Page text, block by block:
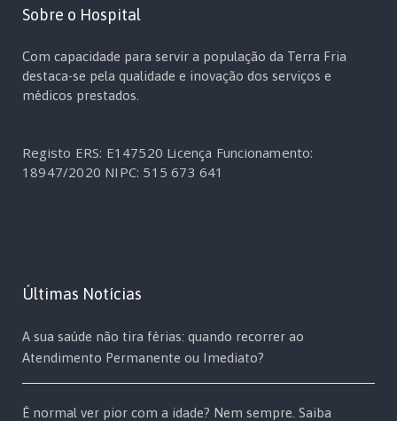
Sobre o Hospital
Com capacidade para servir a população da Terra Fria
destaca-se pela qualidade e inovação dos serviços e
médicos prestados.
Registo ERS: E147520 Licença Funcionamento:
18947/2020 NIPC: 515 673 641
Últimas Notícias
A sua saúde não tira férias: quando recorrer ao
Atendimento Permanente ou Imediato?
É normal ver pior com a idade? Nem sempre. Saiba